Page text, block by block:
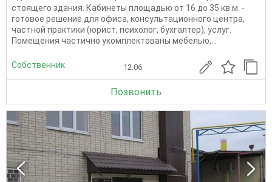
стоящего здания. Кабинеты площадью от 16 до 35 кв.м. -
гoтовое peшение для офиса, консультационного центра,
частной практики (юрист, психолог, бухгалтер), услуг.
Помещения частично укомплектованы мебелью,...
Собственник 12.06
Позвонить